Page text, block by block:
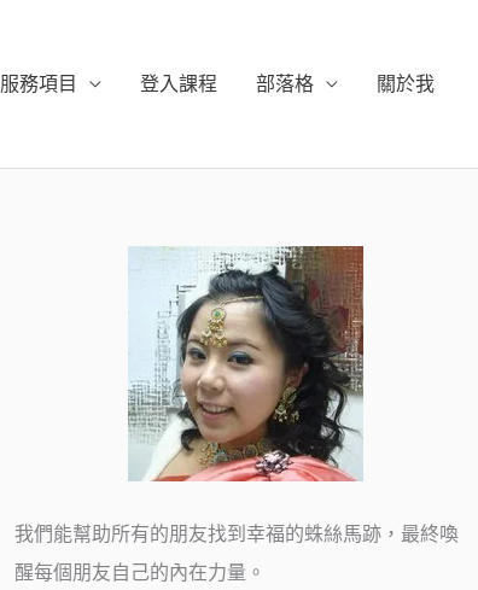
服務項目 登入課程 部落格 關於我
我們能幫助所有的朋友找到幸福的蛛絲馬跡，最終喚
醒每個朋友自己的內在力量。